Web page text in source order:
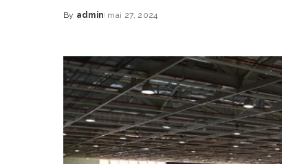
Posted
By admin mai 27, 2024